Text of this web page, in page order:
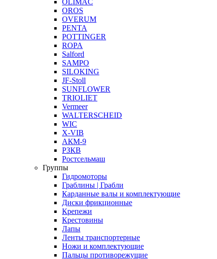
OLIMAC
OROS
OVERUM
PENTA
POTTINGER
ROPA
Salford
SAMPO
SILOKING
JF-Stoll
SUNFLOWER
TRIOLIET
Vermeer
WALTERSCHEID
WIC
X-VIB
АКМ-9
РЗКВ
Ростсельмаш
Группы
Гидромоторы
Граблины | Грабли
Карданные валы и комплектующие
Диски фрикционные
Крепежи
Крестовины
Лапы
Ленты транспортерные
Ножи и комплектующие
Пальцы противорежущие